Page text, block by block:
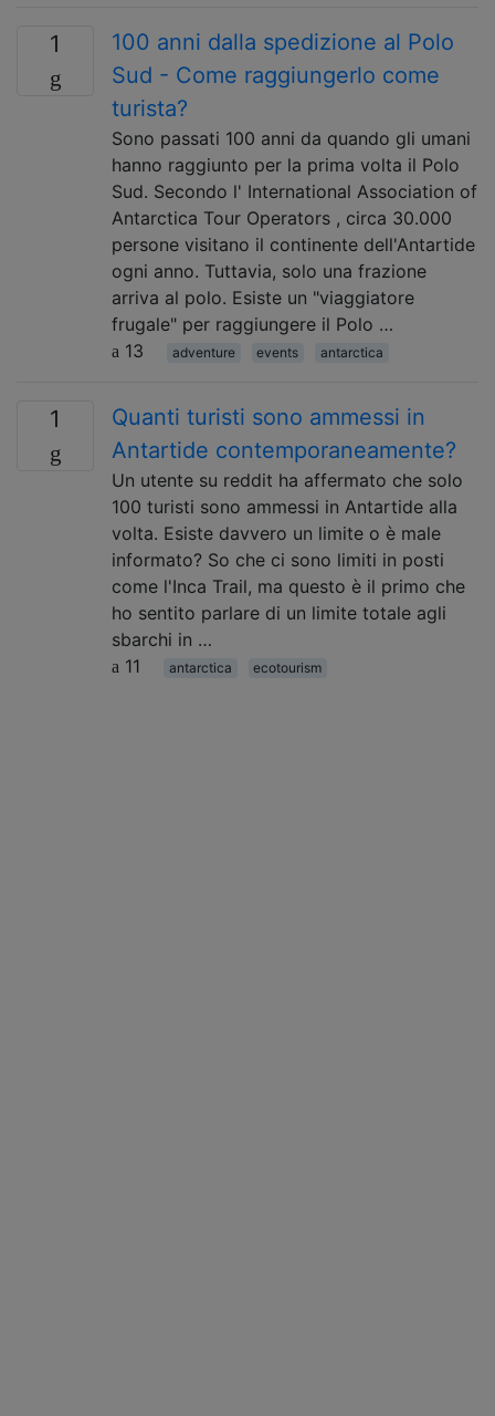
1
100 anni dalla spedizione al Polo
Sud - Come raggiungerlo come
turista?
Sono passati 100 anni da quando gli umani
hanno raggiunto per la prima volta il Polo
Sud. Secondo l' International Association of
Antarctica Tour Operators , circa 30.000
persone visitano il continente dell'Antartide
ogni anno. Tuttavia, solo una frazione
arriva al polo. Esiste un "viaggiatore
frugale" per raggiungere il Polo …
13
adventure events antarctica
1
Quanti turisti sono ammessi in
Antartide contemporaneamente?
Un utente su reddit ha affermato che solo
100 turisti sono ammessi in Antartide alla
volta. Esiste davvero un limite o è male
informato? So che ci sono limiti in posti
come l'Inca Trail, ma questo è il primo che
ho sentito parlare di un limite totale agli
sbarchi in …
11
antarctica ecotourism